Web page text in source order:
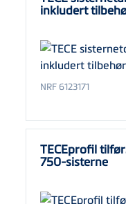
inkludert
NRF 6123171
TECEprofil
750-sisterne